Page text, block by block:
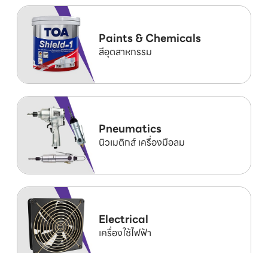
Paints & Chemicals
สีอุตสาหกรรม
Pneumatics
นิวเมติกส์ เครื่องมือลม
Electrical
เครื่องใช้ไฟฟ้า